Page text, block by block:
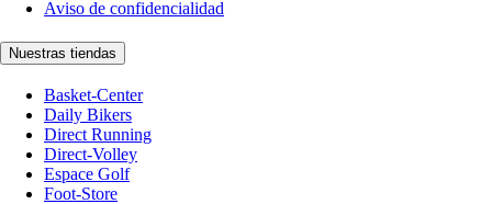
Aviso de confidencialidad
Nuestras tiendas
Basket-Center
Daily Bikers
Direct Running
Direct-Volley
Espace Golf
Foot-Store